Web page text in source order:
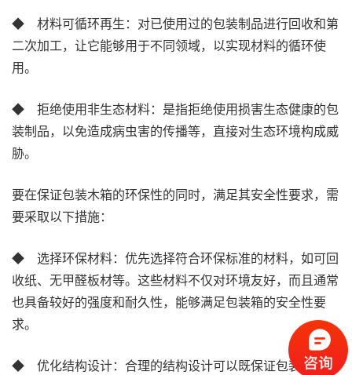
◆ 材料可循环再生：对已使用过的包装制品进行回收和第
二次加工，让它能够用于不同领域，以实现材料的循环使
用。
◆ 拒绝使用非生态材料：是指拒绝使用损害生态健康的包
装制品，以免造成病虫害的传播等，直接对生态环境构成威
胁。
要在保证包装木箱的环保性的同时，满足其安全性要求，需
要采取以下措施：
◆ 选择环保材料：优先选择符合环保标准的材料，如可回
收纸、无甲醛板材等。这些材料不仅对环境友好，而且通常
也具备较好的强度和耐久性，能够满足包装箱的安全性要
求。
◆ 优化结构设计：合理的结构设计可以既保证包装木箱的